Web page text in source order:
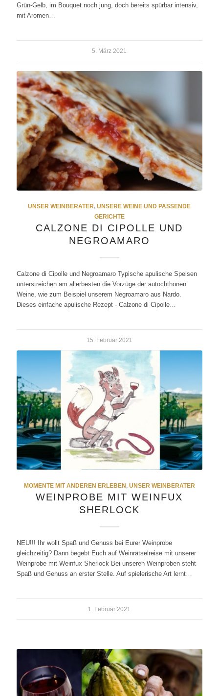
Grün-Gelb, im Bouquet noch jung, doch bereits spürbar intensiv,
mit Aromen…
5. März 2021
UNSER WEINBERATER,UNSERE WEINE UND PASSENDE
GERICHTE
CALZONE DI CIPOLLE UND
NEGROAMARO
Calzone di Cipolle und Negroamaro Typische apulische Speisen
unterstreichen am allerbesten die Vorzüge der autochthonen
Weine, wie zum Beispiel unserem Negroamaro aus Nardo.
Dieses einfache apulische Rezept - Calzone di Cipolle…
15. Februar 2021
MOMENTE MIT ANDEREN ERLEBEN, UNSER WEINBERATER
WEINPROBE MIT WEINFUX
SHERLOCK
NEU!!! Ihr wollt Spaß und Genuss bei Eurer Weinprobe
gleichzeitig? Dann begebt Euch auf Weinrätselreise mit unserer
Weinprobe mit Weinfux Sherlock Bei unseren Weinproben steht
Spaß und Genuss an erster Stelle. Auf spielerische Art lernt…
1. Februar 2021